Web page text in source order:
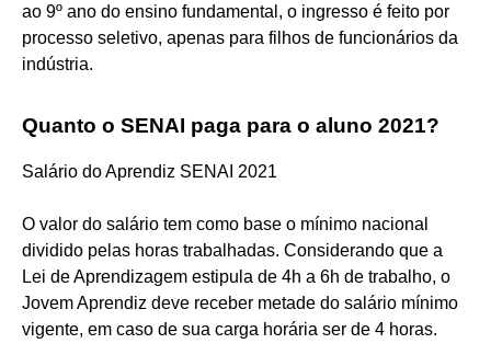
ao 9º ano do ensino fundamental, o ingresso é feito por
processo seletivo, apenas para filhos de funcionários da
indústria.
Quanto o SENAI paga para o aluno 2021?
Salário do Aprendiz SENAI 2021
O valor do salário tem como base o mínimo nacional
dividido pelas horas trabalhadas. Considerando que a
Lei de Aprendizagem estipula de 4h a 6h de trabalho, o
Jovem Aprendiz deve receber metade do salário mínimo
vigente, em caso de sua carga horária ser de 4 horas.